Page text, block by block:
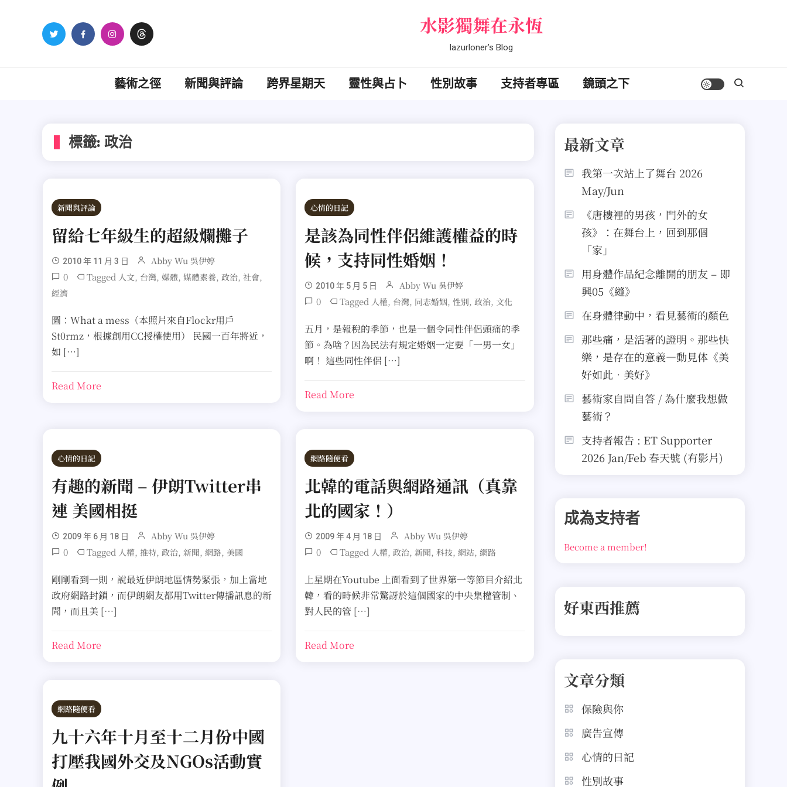
水影獨舞在永恆
lazurloner’s Blog
藝術之徑 新聞與評論 跨界星期天 靈性與占卜 性別故事 支持者專區 鏡頭之下
標籤: 政治
新聞與評論
留給七年級生的超級爛攤子
2010 年 11 月 3 日 Abby Wu 吳伊婷
0 Tagged 人文, 台灣, 媒體, 媒體素養, 政治, 社會,
經濟
圖：What a mess（本照片來自Flockr用戶
St0rmz，根據創用CC授權使用） 民國一百年將近，
如 […]
Read More
心情的日記
是該為同性伴侶維護權益的時
候，支持同性婚姻！
2010 年 5 月 5 日 Abby Wu 吳伊婷
0 Tagged 人權, 台灣, 同志婚姻,性別, 政治, 文化
五月，是報稅的季節，也是一個令同性伴侶頭痛的季
節。為啥？因為民法有規定婚姻一定要「一男一女」
啊！ 這些同性伴侶 […]
Read More
心情的日記
有趣的新聞 – 伊朗Twitter串
連 美國相挺
2009 年 6 月 18 日 Abby Wu 吳伊婷
0 Tagged 人權, 推特, 政治, 新聞, 網路, 美國
剛剛看到一則，說最近伊朗地區情勢緊張，加上當地
政府網路封鎖，而伊朗網友都用Twitter傳播訊息的新
聞，而且美 […]
Read More
網路隨便看
北韓的電話與網路通訊（真靠
北的國家！）
2009 年 4 月 18 日 Abby Wu 吳伊婷
0 Tagged 人權, 政治,新聞,科技,網站,網路
上星期在Youtube 上面看到了世界第一等節目介紹北
韓，看的時候非常驚訝於這個國家的中央集權管制、
對人民的管 […]
Read More
網路隨便看
九十六年十月至十二月份中國
打壓我國外交及NGOs活動實
最新文章
我第一次站上了舞台 2026
May/Jun
《唐樓裡的男孩，門外的女
孩》：在舞台上，回到那個
「家」
用身體作品紀念離開的朋友 – 即
興05《縫》
在身體律動中，看見藝術的顏色
那些痛，是活著的證明。那些快
樂，是存在的意義—動見体《美
好如此．美好》
藝術家自問自答 / 為什麼我想做
藝術？
支持者報告 : ET Supporter
2026 Jan/Feb 春天號 (有影片)
成為支持者
Become a member!
好東西推薦
文章分類
保險與你
廣告宣傳
心情的日記
性別故事